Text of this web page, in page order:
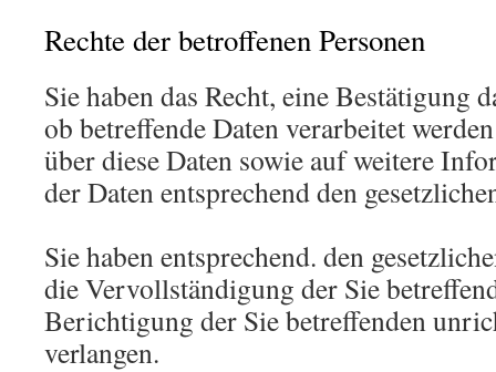
Rechte der betroffenen Personen
Sie haben das Recht, eine Bestätigung
ob betreffende Daten verarbeitet
über diese Daten sowie auf weitere
der Daten entsprechend den
Sie haben entsprechend. den
die Vervollständigung der Sie
Berichtigung der Sie betreffenden
verlangen.